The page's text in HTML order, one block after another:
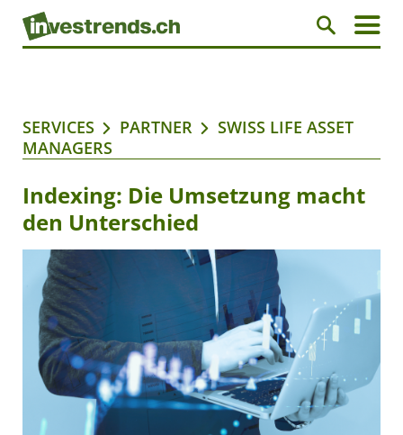
SERVICES PARTNER
SWISS LIFE ASSET
MANAGERS
Indexing: Die Umsetzung macht
den Unterschied